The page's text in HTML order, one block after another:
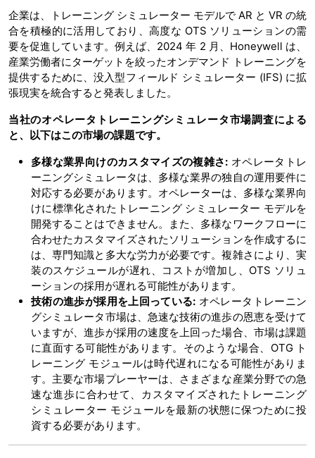
企業は、トレーニング シミュレーター モデルで AR と VR の統
合を積極的に活用しており、高度な OTS ソリューションの需
要を促進しています。例えば、2024 年 2 月、Honeywell は、
産業労働者にターゲットを絞ったオンデマンド トレーニングを
提供するために、没入型フィールド シミュレーター (IFS) に拡
張現実を統合すると発表しました。
当社のオペレータトレーニングシミュレータ市場調査による
と、以下はこの市場の課題です。
多様な業界向けのカスタマイズの複雑さ: オペレータトレ
ーニングシミュレータは、多様な業界の独自の運用要件に
対応する必要があります。オペレーターは、多様な業界向
けに標準化されたトレーニング シミュレーター モデルを
開発することはできません。また、多様なワークフローに
合わせたカスタマイズされたソリューションを作成するに
は、専門知識と多大な労力が必要です。複雑さにより、実
装のスケジュールが遅れ、コストが増加し、OTS ソリュ
ーションの採用が遅れる可能性があります。
技術の進歩が採用を上回っている: オペレータトレーニン
グシミュレータ市場は、急速な技術の進歩の恩恵を受けて
いますが、進歩が採用の速度を上回った場合、市場は課題
に直面する可能性があります。そのような場合、OTG ト
レーニング モジュールは時代遅れになる可能性がありま
す。主要な市場プレーヤーは、さまざまな産業分野での急
速な進歩に合わせて、カスタマイズされたトレーニング
シミュレーター モジュールを最新の状態に保つために投
資する必要があります。